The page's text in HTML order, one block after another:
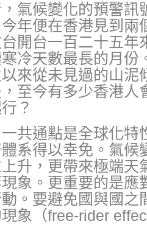
氣候變化的預警訊
年便在香港見到兩
開台一百二十五年
冷天數最長的月份
來從未見過的山泥
至今有多少香港人
？
共通點是全球化特
系得以幸免。氣候
升，更帶來極端天
象。更重要的是應
。要避免國與國之
現象（free-rider